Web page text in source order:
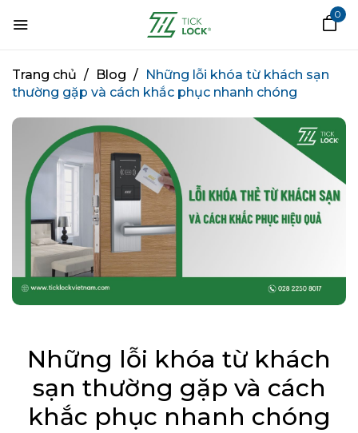
0
Trang chủ / Blog / Những lỗi khóa từ khách sạn
thường gặp và cách khắc phục nhanh chóng
Những lỗi khóa từ khách
sạn thường gặp và cách
khắc phục nhanh chóng